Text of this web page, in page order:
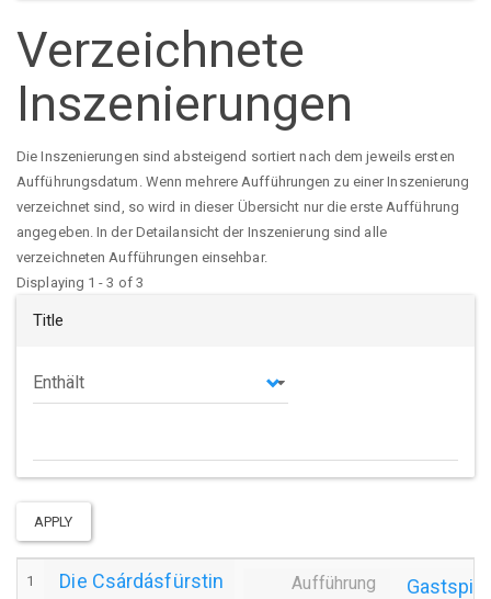
Verzeichnete
Inszenierungen
Die Inszenierungen sind absteigend sortiert nach dem jeweils ersten
Aufführungsdatum. Wenn mehrere Aufführungen zu einer Inszenierung
verzeichnet sind, so wird in dieser Übersicht nur die erste Aufführung
angegeben. In der Detailansicht der Inszenierung sind alle
verzeichneten Aufführungen einsehbar.
Displaying 1 - 3 of 3
Title
Operator
APPLY
1 Die Csárdásfürstin Aufführung Gastspiel